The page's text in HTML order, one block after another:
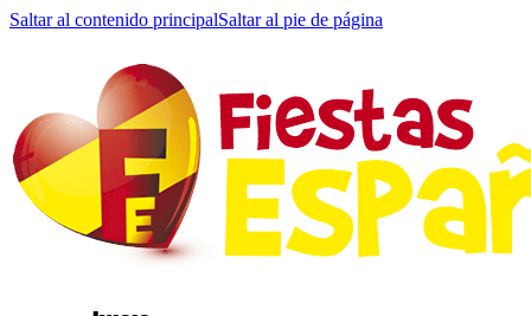
Saltar al contenido principalSaltar al pie de página